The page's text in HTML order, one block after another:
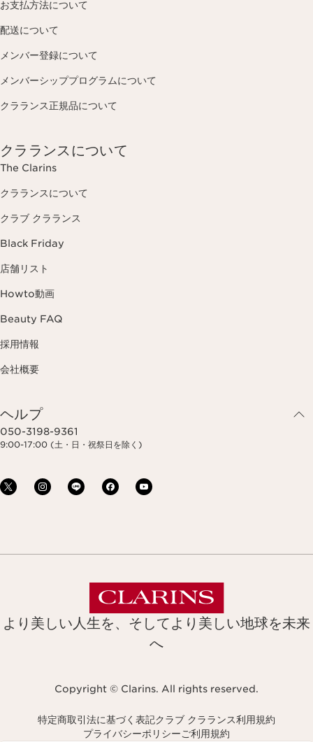
お支払方法について
配送について
メンバー登録について
メンバーシッププログラムについて
クラランス正規品について
クラランスについて
The Clarins
クラランスについて
クラブ クラランス
Black Friday
店舗リスト
Howto動画
Beauty FAQ
採用情報
会社概要
ヘルプ
050-3198-9361
9:00-17:00 (土・日・祝祭日を除く)
より美しい人生を、そしてより美しい地球を未来
へ
Copyright © Clarins. All rights reserved.
特定商取引法に基づく表記クラブ クラランス利用規約
プライバシーポリシーご利用規約